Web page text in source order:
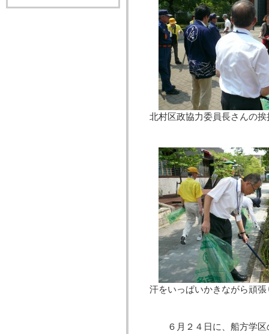
北村区政協力委員長さんの
汗をいっぱいかきながら頑
６月２４日に、船方学区